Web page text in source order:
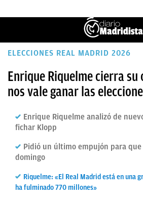
ÚLTIMAS
REAL
BALONCESTO
CANTERA
DIRECTO
ELECCIONES REAL MADRID 2026
Enrique Riquelme cierra su
nos vale ganar las
Enrique Riquelme analizó de
fichar Klopp
Pidió un último empujón para
domingo
Riquelme: «El Real Madrid está en una
ha fulminado 770 millones»